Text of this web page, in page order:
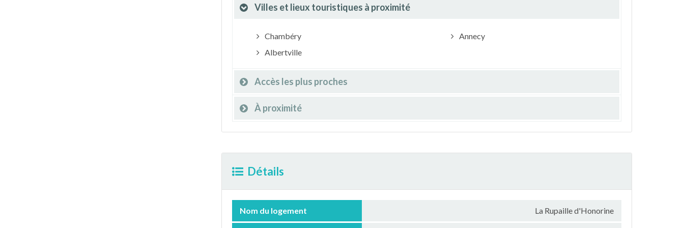
Villes et lieux touristiques à proximité
Chambéry
Albertville
Annecy
Accès les plus proches
À proximité
Détails
Nom du logement La Rupaille d'Honorine